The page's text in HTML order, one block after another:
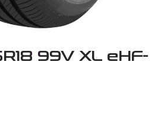
99V XL eHF-